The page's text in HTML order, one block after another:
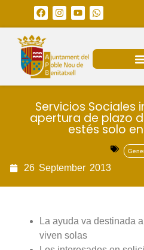
Servicios Sociales
apertura de plazo
estés solo
26 September 2013
La ayuda va destinada
viven solas